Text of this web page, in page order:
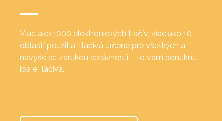
Viac ako 1000 elektronických tlačív, viac ako 10
oblastí použitia, tlačivá určené pre všetkých a
navyše so zárukou správnosti – to vám ponúknu
iba eTlačivá.